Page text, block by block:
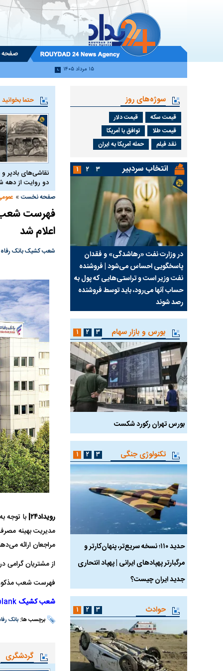
۱۵ مرداد ۱۴۰۵
حتما بخوانید
نقاشی‌های بادپر
دو روایت از
صفحه نخست »
اعلام شد
شعب کشیک بانک رفاه کارگران در استان تهران
رویداد۲۴|
با توجه
مراجعان ارائه
از مشتریان گرامی
فهرست شعب مذکور
شعب کشیک
برچسب ها: بانک
گردشگری
سوژه‌های روز
قیمت سکه
قیمت دلار
قیمت طلا
توافق با آمریکا
نقد فیلم
حمله آمریکا به ایران
انتخاب سردبیر
در وزارت نفت «رهاشدگی» و فقدان
پاسخگویی احساس می‌شود | فروشنده
نفت وزیر است و تراستی‌هایی که پول به
حساب آنها می‌رود، باید توسط فروشنده
رصد شوند
چرا رویای آمریکایی
واشنگتن را زمین زد
۱ ۲ ۳
بورس و بازار سهام
بورس تهران رکورد شکست سیگنال مثبت
۱ ۲ ۳
تکنولوژی جنگی
حدید ۱۱۰؛ نسخه سریع‌تر، پنهان‌کارتر و
مرگبارتر پهپادهای ایرانی | پهپاد انتحاری
جدید ایران چیست؟
هواپیمای مرموز E-11A BACN چیست؟
۱ ۲ ۳
حوادث ۱ ۲ ۳